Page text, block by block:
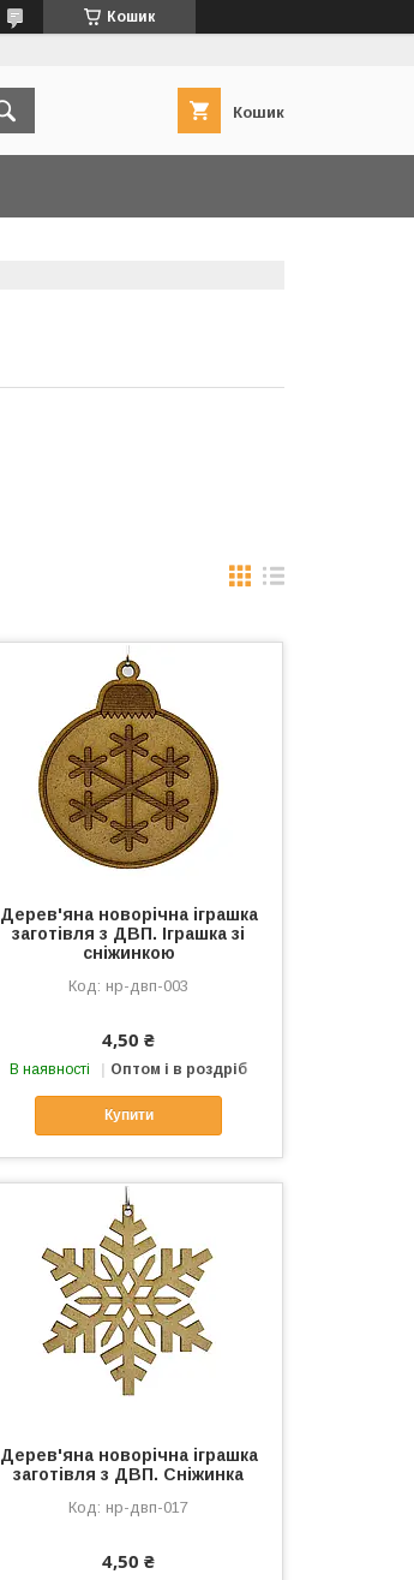
Кошик
Кошик
Дерев'яна новорічна іграшка
заготівля з ДВП. Іграшка зі
сніжинкою
нр-двп-003
4,50 ₴
В наявності Оптом і в роздріб
Купити
Дерев'яна новорічна іграшка
заготівля з ДВП. Сніжинка
нр-двп-017
4,50 ₴